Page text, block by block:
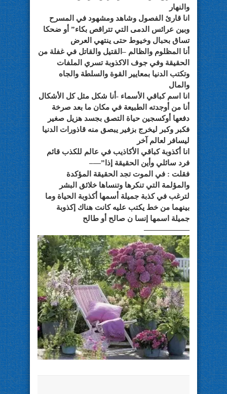
والنهار
انا قارئ الفصول وشاهد ومشهود في المسرح
وبين عرائس الدمى التي تتراقص بكاء” أو ضحكا
تساق بحبال وخيوط حتى ينتهي العرض
أنا المظلوم والظالم –القتيل والقاتل في غفلة من
الحقيقة وفي جوف الاكذوبة تسري الملفات
وتكتب الدنيا بمعايير القوة والسلطة والجاه
والمال
انا اسم كباقي الأسماء -أنا شكل مثل كل الأشكال
أنا من أوجدته الطبيعة في مكان ما بعد صرخة
دفعها أوكسجين حياة التصق بجسد هزيل صغير
فكبر وكبر ليخرج بزفير يبصق منه قاذورات الدنيا
ليسافر لعالم آخر
انا أكذوبة كباقي الأكاذيب في عالم للكذب قائم
فرد سائلي وأين الحقيقة إذا”—–
فقلت : في الموت تجد الحقيقة المؤكدة
والمؤلمة التي تنكرها وتنساها خلائق البشر
لترغب في كذبة جميلة أسمها أكذوبة الحياة وما
بينهما من خط يكتب عليه كانت هناك إكذوبة
جميلة اسمها إنسا ن صالح أو طالح
——————